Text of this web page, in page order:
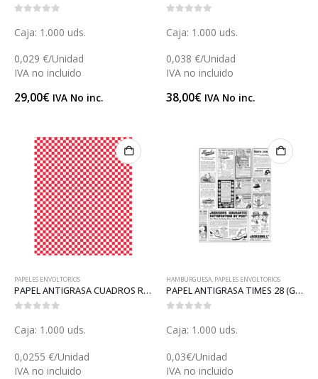
Caja: 1.000 uds.
0,029 €/Unidad
IVA no incluido
29,00€ IVA No inc.
Caja: 1.000 uds.
0,038 €/Unidad
IVA no incluido
38,00€ IVA No inc.
PAPELES ENVOLTORIOS
PAPEL ANTIGRASA CUADROS ROJOS 28 (GP16908)
Caja: 1.000 uds.
0,0255 €/Unidad
IVA no incluido
HAMBURGUESA, PAPELES ENVOLTORIOS
PAPEL ANTIGRASA TIMES 28 (GP16912)
Caja: 1.000 uds.
0,03€/Unidad
IVA no incluido